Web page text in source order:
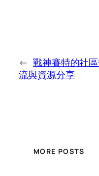
← 戰神賽特的社
流與資源分享
MORE POSTS